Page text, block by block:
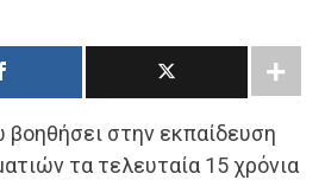
στην εκπαίδευση
τα τελευταία 15 χρόνια